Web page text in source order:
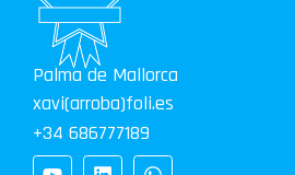
Palma de Mallorca
xavi(arroba)foli.es
+34 686777189